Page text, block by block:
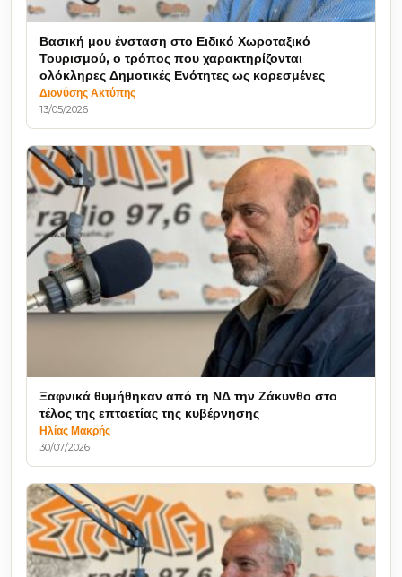
Βασική μου ένσταση στο Ειδικό Χωροταξικό
Τουρισμού, ο τρόπος που χαρακτηρίζονται
ολόκληρες Δημοτικές Ενότητες ως κορεσμένες
Διονύσης Ακτύπης
13/05/2026
Ξαφνικά θυμήθηκαν από τη ΝΔ την Ζάκυνθο στο
τέλος της επταετίας της κυβέρνησης
Ηλίας Μακρής
30/07/2026